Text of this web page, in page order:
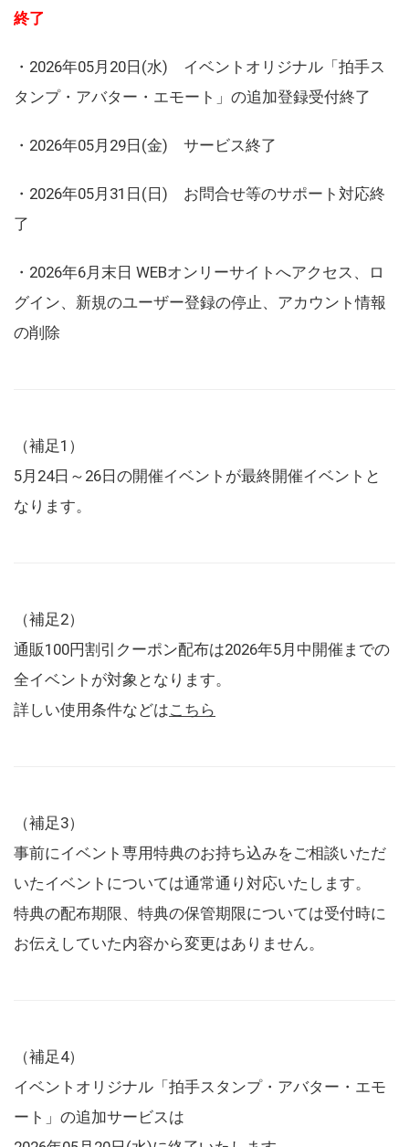
終了
・2026年05月20日(水) イベントオリジナル「拍手ス
タンプ・アバター・エモート」の追加登録受付終了
・2026年05月29日(金) サービス終了
・2026年05月31日(日) お問合せ等のサポート対応終
了
・2026年6月末日 WEBオンリーサイトへアクセス、ロ
グイン、新規のユーザー登録の停止、アカウント情報
の削除
（補足1）
5月24日～26日の開催イベントが最終開催イベントと
なります。
（補足2）
通販100円割引クーポン配布は2026年5月中開催までの
全イベントが対象となります。
詳しい使用条件などはこちら
（補足3）
事前にイベント専用特典のお持ち込みをご相談いただ
いたイベントについては通常通り対応いたします。
特典の配布期限、特典の保管期限については受付時に
お伝えしていた内容から変更はありません。
（補足4）
イベントオリジナル「拍手スタンプ・アバター・エモ
ート」の追加サービスは